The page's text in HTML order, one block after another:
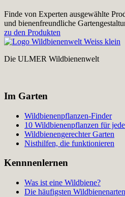
Finde von Experten ausgewählte
und bienenfreundliche
zu den Produkten
Die ULMER Wildbienenwelt
Im Garten
Wildbienenpflanzen-Finder
10 Wildbienenpflanzen für
Wildbienengerechter Garten
Nisthilfen, die funktionieren
Kennnenlernen
Was ist eine Wildbiene?
Die häufigsten Wildbienenarten